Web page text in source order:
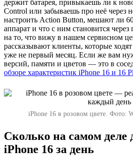
держит батарея, привыкаешь ли к
Control или забываешь про неё через
настроить Action Button, мешают ли
аппарат и что с ним становится
на то, что вижу в нашем сервисном
рассказывают клиенты, которые
уже не первый месяц. Если же вам
версий, памяти и цветов — это в
обзоре характеристик iPhone 16 и 16
iPhone 16 в розовом цвете. Фото:
Сколько на самом деле
iPhone 16 за день